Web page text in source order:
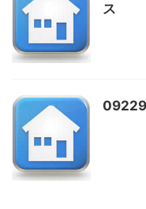
ス